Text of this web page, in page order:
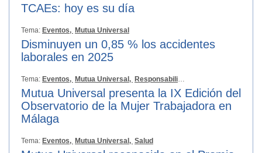
TCAEs: hoy es su día
Tema: Eventos, Mutua Universal
Disminuyen un 0,85 % los accidentes
laborales en 2025
Tema: Eventos, Mutua Universal, Responsabilidad Social
Mutua Universal presenta la IX Edición del
Observatorio de la Mujer Trabajadora en
Málaga
Tema: Eventos, Mutua Universal, Salud